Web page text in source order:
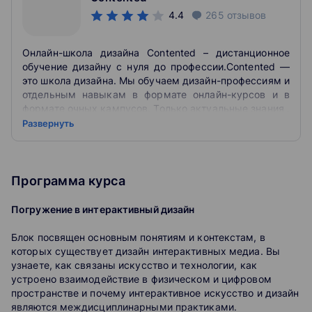
4.4 265 отзывов
Онлайн-школа дизайна Contented – дистанционное
обучение дизайну с нуля до профессии.Contented —
это школа дизайна. Мы обучаем дизайн-профессиям и
отдельным навыкам в формате онлайн-курсов и в
формате очных кампусов. Только актуальные знания .
CONTENTED - это небольшой проект большой и
отработки навыков студентами "Конты". Может быть,
стоило не открывать новую школу после того, как
подняли флагман "Скилфэктори", а напрячь силы в
компьютерных программ.
Этой прямой путь в дизайн.Выбирайте программу и
срок обучения, чтобы обрести новые полезные
навыки или новую профессию целиком. Только
актуальные знания от экспертов в дизайне и обучение
Развернуть
Программа курса
Погружение в интерактивный дизайн
Блок посвящен основным понятиям и контекстам, в
которых существует дизайн интерактивных медиа. Вы
узнаете, как связаны искусство и технологии, как
устроено взаимодействие в физическом и цифровом
пространстве и почему интерактивное искусство и дизайн
являются междисциплинарными практиками.